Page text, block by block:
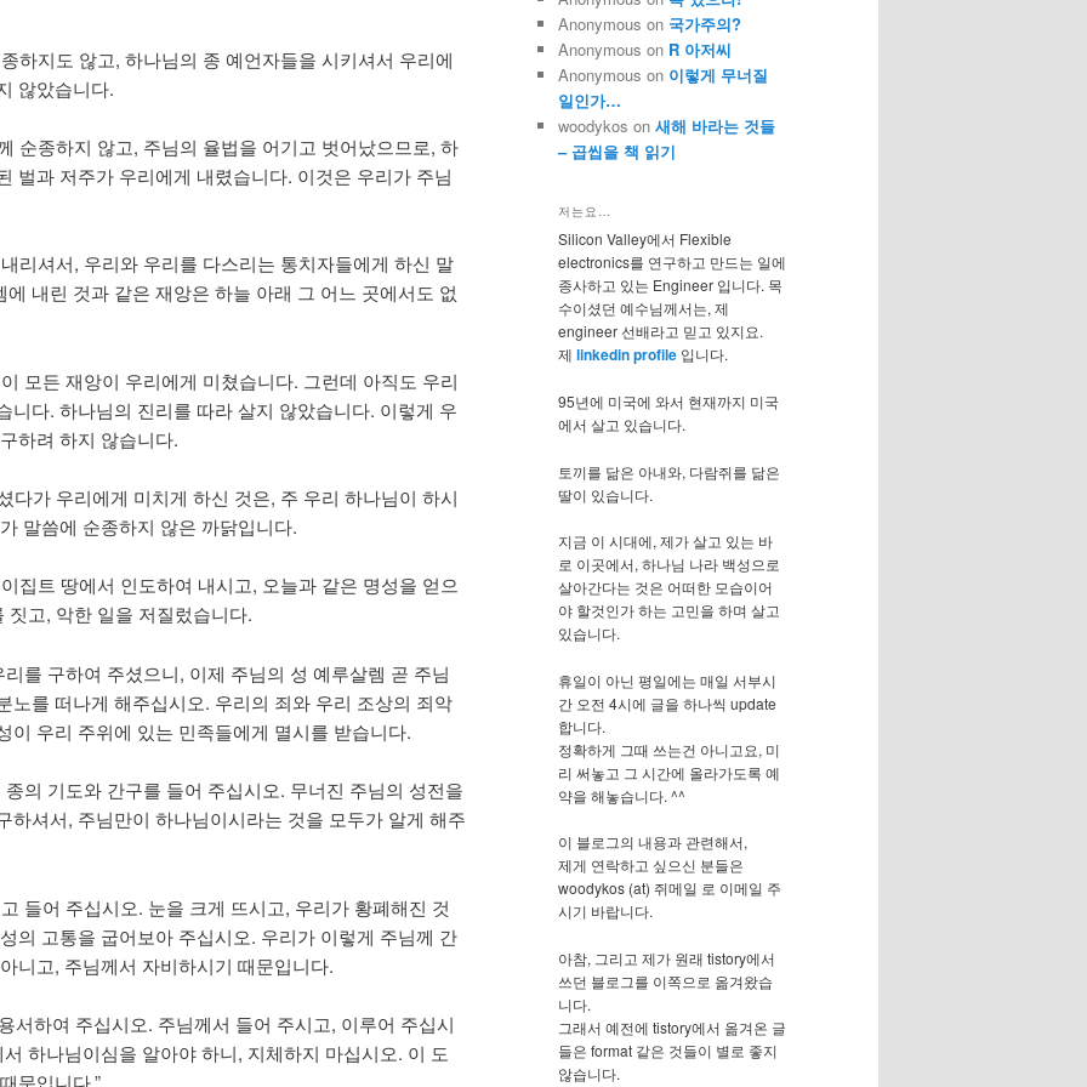
하지도 않고, 하나님의 종 예언자들을 시키셔서 우리에
않았습니다.
순종하지 않고, 주님의 율법을 어기고 벗어났으므로, 하
벌과 저주가 우리에게 내렸습니다. 이것은 우리가 주님
리셔서, 우리와 우리를 다스리는 통치자들에게 하신 말
내린 것과 같은 재앙은 하늘 아래 그 어느 곳에서도 없
모든 재앙이 우리에게 미쳤습니다. 그런데 아직도 우리
니다. 하나님의 진리를 따라 살지 않았습니다. 이렇게 우
하려 하지 않습니다.
다가 우리에게 미치게 하신 것은, 주 우리 하나님이 하시
말씀에 순종하지 않은 까닭입니다.
집트 땅에서 인도하여 내시고, 오늘과 같은 명성을 얻으
고, 악한 일을 저질렀습니다.
를 구하여 주셨으니, 이제 주님의 성 예루살렘 곧 주님
노를 떠나게 해주십시오. 우리의 죄와 우리 조상의 죄악
이 우리 주위에 있는 민족들에게 멸시를 받습니다.
의 기도와 간구를 들어 주십시오. 무너진 주님의 성전을
하셔서, 주님만이 하나님이시라는 것을 모두가 알게 해주
들어 주십시오. 눈을 크게 뜨시고, 우리가 황폐해진 것
의 고통을 굽어보아 주십시오. 우리가 이렇게 주님께 간
니고, 주님께서 자비하시기 때문입니다.
서하여 주십시오. 주님께서 들어 주시고, 이루어 주십시
하나님이심을 알아야 하니, 지체하지 마십시오. 이 도
문입니다.”
Anonymous on 국가주의?
Anonymous on R 아저씨
Anonymous on 이렇게 무너질
일인가…
woodykos on 새해 바라는 것들
– 곱씹을 책 읽기
저는요…
Silicon Valley에서 Flexible
electronics를 연구하고 만드는 일에
종사하고 있는 Engineer 입니다. 목
수이셨던 예수님께서는, 제
engineer 선배라고 믿고 있지요.
제 linkedin profile 입니다.
95년에 미국에 와서 현재까지 미국
에서 살고 있습니다.
토끼를 닮은 아내와, 다람쥐를 닮은
딸이 있습니다.
지금 이 시대에, 제가 살고 있는 바
로 이곳에서, 하나님 나라 백성으로
살아간다는 것은 어떠한 모습이어
야 할것인가 하는 고민을 하며 살고
있습니다.
휴일이 아닌 평일에는 매일 서부시
간 오전 4시에 글을 하나씩 update
합니다.
정확하게 그때 쓰는건 아니고요, 미
리 써놓고 그 시간에 올라가도록 예
약을 해놓습니다. ^^
이 블로그의 내용과 관련해서,
제게 연락하고 싶으신 분들은
woodykos (at) 쥐메일 로 이메일 주
시기 바랍니다.
아참, 그리고 제가 원래 tistory에서
쓰던 블로그를 이쪽으로 옮겨왔습
니다.
그래서 예전에 tistory에서 옮겨온 글
들은 format 같은 것들이 별로 좋지
않습니다.